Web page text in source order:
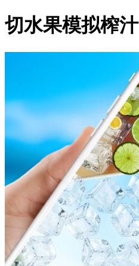
切水果模拟榨汁